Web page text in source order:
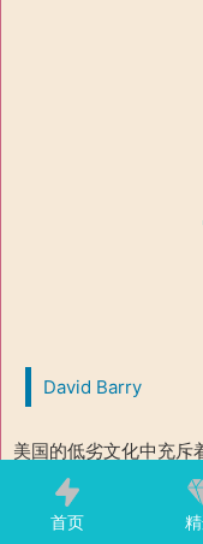
David Barry
美国的低劣文化中充斥
首页